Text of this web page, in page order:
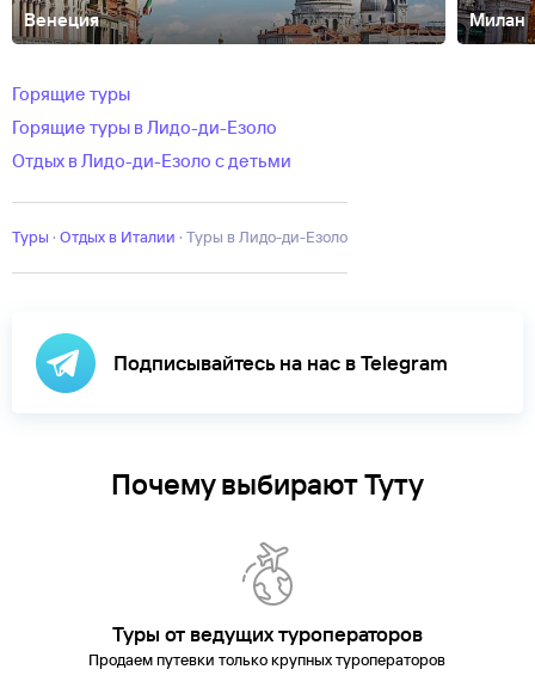
Венеция Милан
ТермеНеаполь
РемоСардиния СиракузаСорренто
Романья озеро Гарда
Горящие туры
Горящие туры в Лидо-ди-Езоло
Отдых в Лидо-ди-Езоло с детьми
Туры · Отдых в Италии · Туры в Лидо-ди-Езоло
Подписывайтесь на нас в Telegram
Почему выбирают Туту
Туры от ведущих туроператоров
Продаем путевки только крупных туроператоров